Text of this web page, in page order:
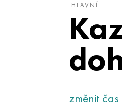
HLAVNÍ
změnit čas